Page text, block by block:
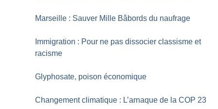
Marseille : Sauver Mille Bâbords du naufrage
Immigration : Pour ne pas dissocier classisme et
racisme
Glyphosate, poison économique
Changement climatique : L’arnaque de la COP 23